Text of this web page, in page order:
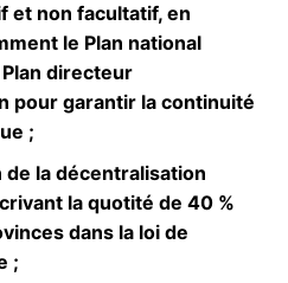
et non facultatif, en
le Plan national
directeur
pour garantir la continuité
;
de la décentralisation
la quotité de 40 %
dans la loi de
;